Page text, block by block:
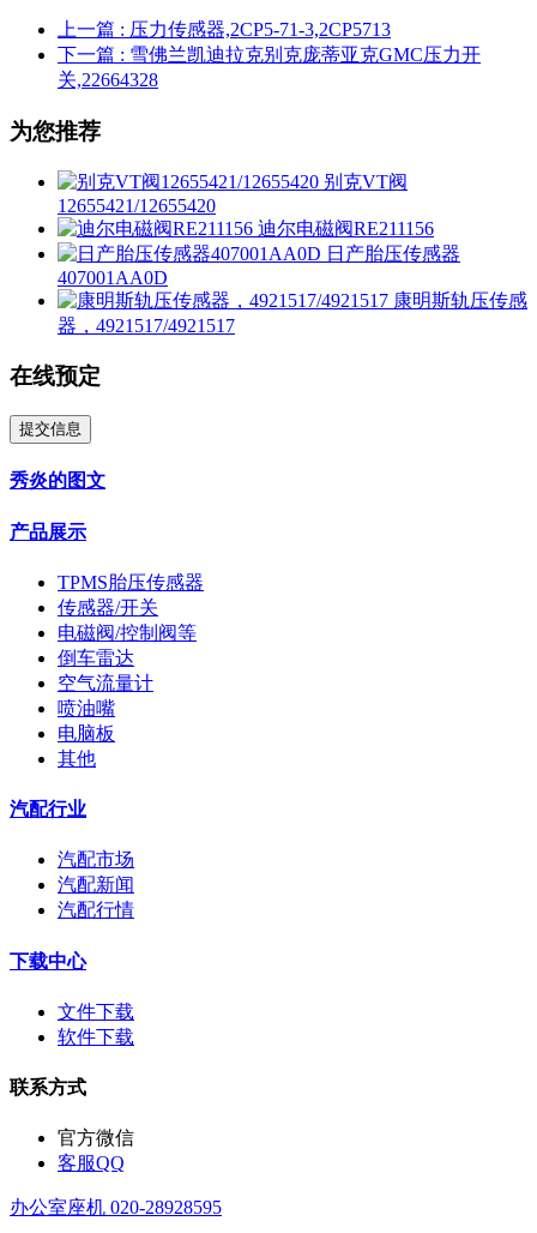
上一篇 : 压力传感器,2CP5-71-3,2CP5713
下一篇 : 雪佛兰凯迪拉克别克庞蒂亚克GMC压力开
关,22664328
为您推荐
别克VT阀
12655421/12655420
迪尔电磁阀RE211156
日产胎压传感器
407001AA0D
康明斯轨压传感
器，4921517/4921517
在线预定
提交信息
秀炎的图文
产品展示
TPMS胎压传感器
传感器/开关
电磁阀/控制阀等
倒车雷达
空气流量计
喷油嘴
电脑板
其他
汽配行业
汽配市场
汽配新闻
汽配行情
下载中心
文件下载
软件下载
联系方式
官方微信
客服QQ
办公室座机 020-28928595